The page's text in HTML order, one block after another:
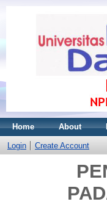
Home About
Login Create Account